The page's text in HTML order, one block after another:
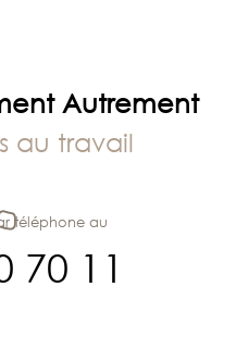
Autrement
au travail
70 11
téléphone au